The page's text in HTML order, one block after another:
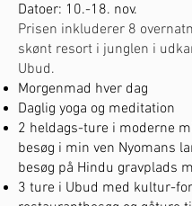
Datoer: 10.-18. nov.
Prisen inkluderer 8
skønt resort i junglen i
Ubud.
Morgenmad hver dag
Daglig yoga og meditation
2 heldags-ture i moderne
besøg i min ven Nyomans
besøg på Hindu gravplads
3 ture i Ubud med kultur-